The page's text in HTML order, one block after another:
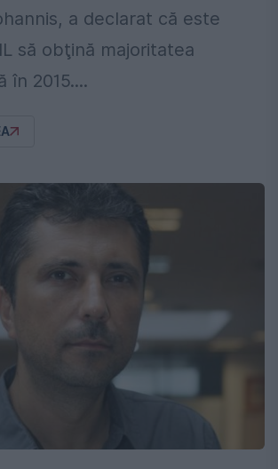
a declarat că este
să obţină majoritatea
în 2015....